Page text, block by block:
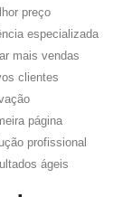
preço
especializada
mais vendas
clientes
página
profissional
ágeis